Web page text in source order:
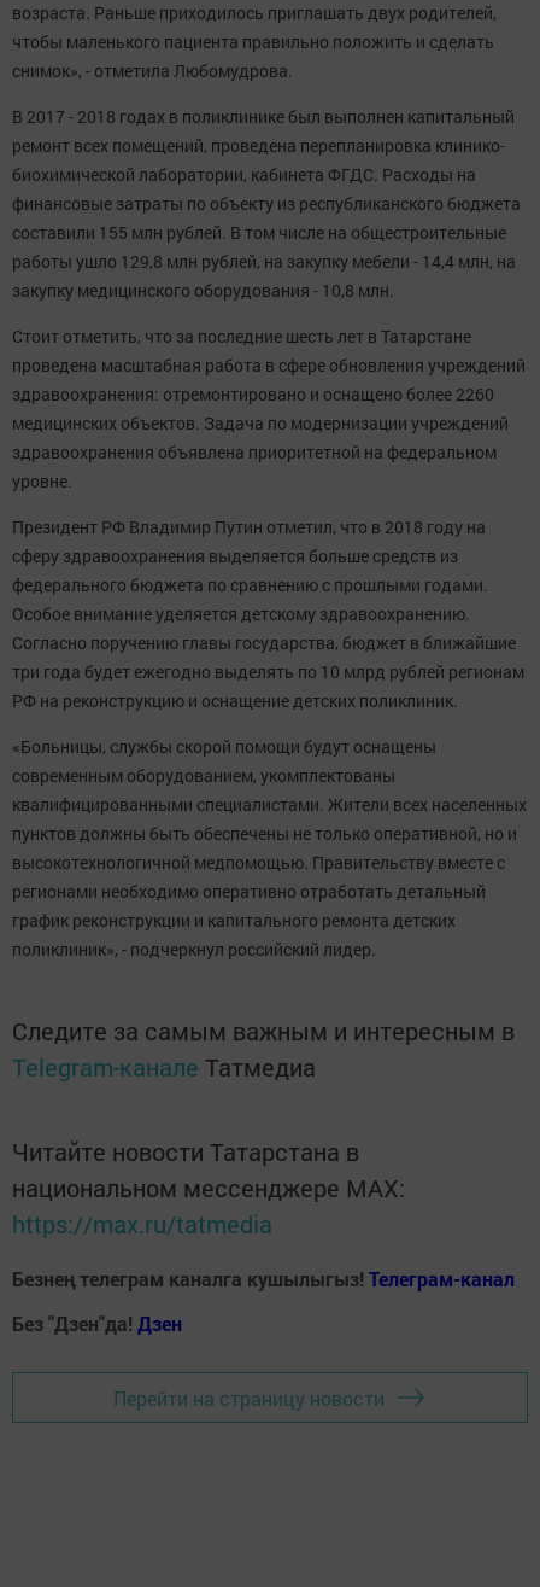
возраста. Раньше приходилось приглашать двух родителей,
чтобы маленького пациента правильно положить и сделать
снимок», - отметила Любомудрова.
В 2017 - 2018 годах в поликлинике был выполнен капитальный
ремонт всех помещений, проведена перепланировка клинико-
биохимической лаборатории, кабинета ФГДС. Расходы на
финансовые затраты по объекту из республиканского бюджета
составили 155 млн рублей. В том числе на общестроительные
работы ушло 129,8 млн рублей, на закупку мебели - 14,4 млн, на
закупку медицинского оборудования - 10,8 млн.
Стоит отметить, что за последние шесть лет в Татарстане
проведена масштабная работа в сфере обновления учреждений
здравоохранения: отремонтировано и оснащено более 2260
медицинских объектов. Задача по модернизации учреждений
здравоохранения объявлена приоритетной на федеральном
уровне.
Президент РФ Владимир Путин отметил, что в 2018 году на
сферу здравоохранения выделяется больше средств из
федерального бюджета по сравнению с прошлыми годами.
Особое внимание уделяется детскому здравоохранению.
Согласно поручению главы государства, бюджет в ближайшие
три года будет ежегодно выделять по 10 млрд рублей регионам
РФ на реконструкцию и оснащение детских поликлиник.
«Больницы, службы скорой помощи будут оснащены
современным оборудованием, укомплектованы
квалифицированными специалистами. Жители всех населенных
пунктов должны быть обеспечены не только оперативной, но и
высокотехнологичной медпомощью. Правительству вместе с
регионами необходимо оперативно отработать детальный
график реконструкции и капитального ремонта детских
поликлиник», - подчеркнул российский лидер.
Следите за самым важным и интересным в
Telegram-канале Татмедиа
Читайте новости Татарстана в
национальном мессенджере MАХ:
https://max.ru/tatmedia
Безнең телеграм каналга кушылыгыз! Телеграм-канал
Без "Дзен"да! Дзен
Перейти на страницу новости